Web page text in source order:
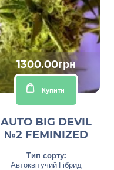
1300.00грн
Купити
AUTO BIG DEVIL
№2 FEMINIZED
Тип сорту:
Автоквітучий Гібрид